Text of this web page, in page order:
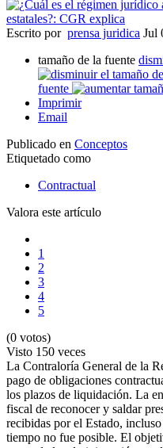
Escrito por prensa juridica Jul
tamaño de la fuente
fuente
Imprimir
Email
Publicado en Conceptos
Etiquetado como
Contractual
Valora este artículo
1
2
3
4
5
(0 votos)
Visto 150 veces
La Contraloría General de la
pago de obligaciones
los plazos de liquidación. La
fiscal de reconocer y saldar
recibidas por el Estado,
tiempo no fue posible. El